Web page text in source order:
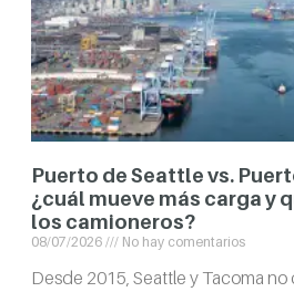
Puerto de Seattle vs.
¿cuál mueve más carga y
los camioneros?
08/07/2026 No hay comentarios
Desde 2015, Seattle y Tacoma